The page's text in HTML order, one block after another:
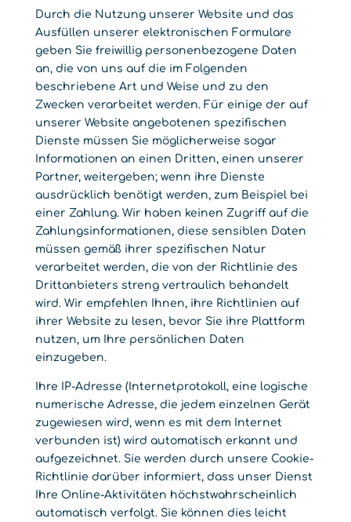
Durch die Nutzung unserer Website und das
Ausfüllen unserer elektronischen Formulare
geben Sie freiwillig personenbezogene Daten
an, die von uns auf die im Folgenden
beschriebene Art und Weise und zu den
Zwecken verarbeitet werden. Für einige der auf
unserer Website angebotenen spezifischen
Dienste müssen Sie möglicherweise sogar
Informationen an einen Dritten, einen unserer
Partner, weitergeben; wenn ihre Dienste
ausdrücklich benötigt werden, zum Beispiel bei
einer Zahlung. Wir haben keinen Zugriff auf die
Zahlungsinformationen, diese sensiblen Daten
müssen gemäß ihrer spezifischen Natur
verarbeitet werden, die von der Richtlinie des
Drittanbieters streng vertraulich behandelt
wird. Wir empfehlen Ihnen, ihre Richtlinien auf
ihrer Website zu lesen, bevor Sie ihre Plattform
nutzen, um Ihre persönlichen Daten
einzugeben.
Ihre IP-Adresse (Internetprotokoll, eine logische
numerische Adresse, die jedem einzelnen Gerät
zugewiesen wird, wenn es mit dem Internet
verbunden ist) wird automatisch erkannt und
aufgezeichnet. Sie werden durch unsere Cookie-
Richtlinie darüber informiert, dass unser Dienst
Ihre Online-Aktivitäten höchstwahrscheinlich
automatisch verfolgt. Sie können dies leicht